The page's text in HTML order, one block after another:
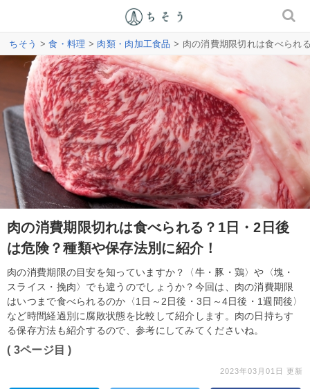
ちそう >食・料理 > 肉類・肉加工食品 > 肉の消費期限切れは食べられ
肉の消費期限切れは食べられる？1日・2日後
は危険？種類や保存法別に紹介！
肉の消費期限の目安を知っていますか？〈牛・豚・鶏〉や〈塊・
スライス・挽肉〉でも違うのでしょうか？今回は、肉の消費期限
はいつまで食べられるのか〈1日～2日後・3日～4日後・1週間後〉
など時間経過別に腐敗状態を比較して紹介します。肉の日持ちす
る保存方法も紹介するので、参考にしてみてくださいね。
( 3ページ目 )
2023年03月01日 更新